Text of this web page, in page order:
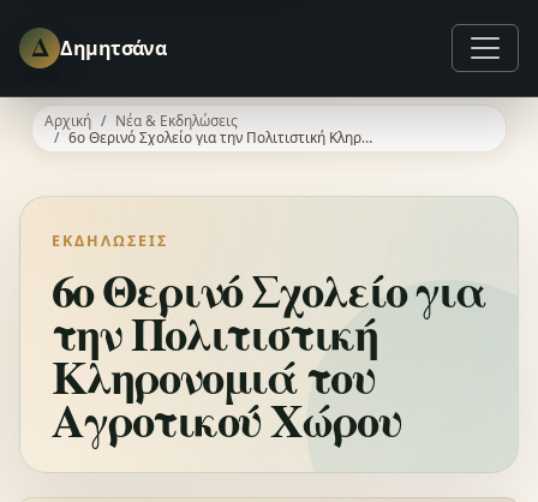
Δ Δημητσάνα
Αρχική
Νέα & Εκδηλώσεις
6ο Θερινό Σχολείο για την Πολιτιστική Κληρονομιά του Αγροτικού Χώρου
ΕΚΔΗΛΏΣΕΙΣ
6ο Θερινό Σχολείο για
την Πολιτιστική
Κληρονομιά του
Αγροτικού Χώρου